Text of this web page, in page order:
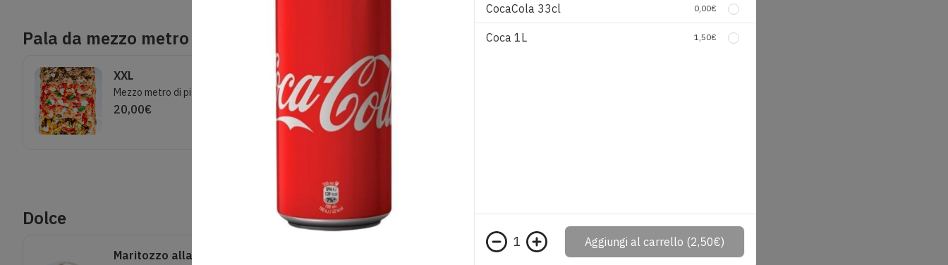
Pala da mezzo metro
XXL
Mezzo metro di pizza a gusti diversi
20,00€
Dolce
Maritozzo alla panna
Calzoncino al cioccolato
CocaCola 33cl 0,00€
Coca 1L 1,50€
1 Aggiungi al carrello (2,50€)